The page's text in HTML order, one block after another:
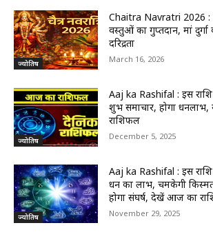
ज्योतिष
Chaitra Navratri 2026 :
वस्तुओं का गुप्तदान, मां दुर्गा
दरिद्रता
March 16, 2026
ज्योतिष
Aaj ka Rashifal : इस
शुभ समाचार, होगा धनलाभ,
राशिफल
December 5, 2025
ज्योतिष
Aaj ka Rashifal : इस
धन का लाभ, चमकेगी
होगा संघर्ष, देखें आज का
November 29, 2025